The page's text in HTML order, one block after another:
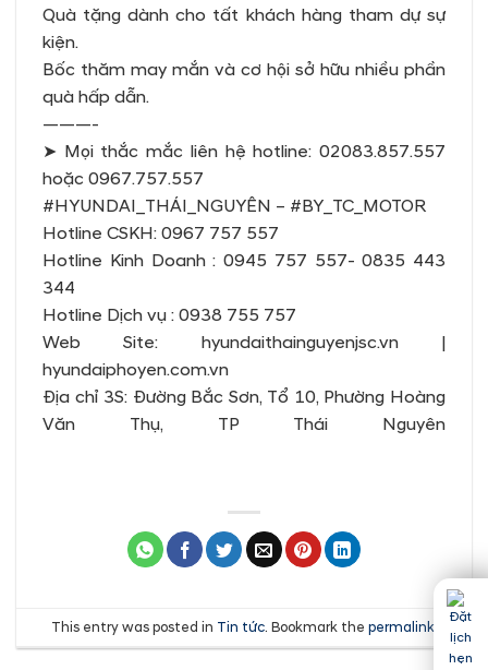
Quà tặng dành cho tất khách hàng tham dự sự
kiện.
Bốc thăm may mắn và cơ hội sở hữu nhiều phần
quà hấp dẫn.
———-
➤ Mọi thắc mắc liên hệ hotline: 02083.857.557
hoặc 0967.757.557
#HYUNDAI_THÁI_NGUYÊN – #BY_TC_MOTOR
Hotline CSKH: 0967 757 557
Hotline Kinh Doanh : 0945 757 557- 0835 443
344
Hotline Dịch vụ : 0938 755 757
Web Site: hyundaithainguyenjsc.vn |
hyundaiphoyen.com.vn
Địa chỉ 3S: Đường Bắc Sơn, Tổ 10, Phường Hoàng
Văn Thụ, TP Thái Nguyên
This entry was posted in Tin tức. Bookmark the permalink